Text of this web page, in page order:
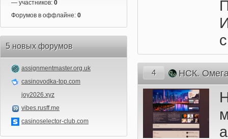
— участников: 0
Форумов в оффлайне: 0
5 новых форумов
assignmentmaster.org.uk
casinovodka-top.com
joy2026.xyz
vibes.rusff.me
casinoselector-club.com
4 НСК.